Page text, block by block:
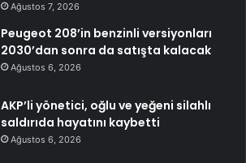
Ağustos 7, 2026
Peugeot 208’in benzinli versiyonları
2030’dan sonra da satışta kalacak
Ağustos 6, 2026
AKP’li yönetici, oğlu ve yeğeni silahlı
saldırıda hayatını kaybetti
Ağustos 6, 2026